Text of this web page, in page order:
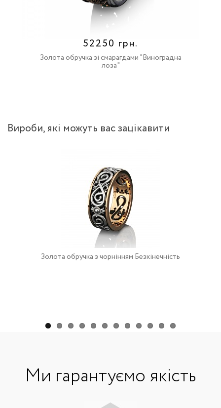
52250 грн.
Золота обручка зі смарагдами "Виноградна
лоза"
Вироби, якi можуть вас зацiкавити
Золота обручка з чорнінням Безкінечність
Ми гарантуємо якість